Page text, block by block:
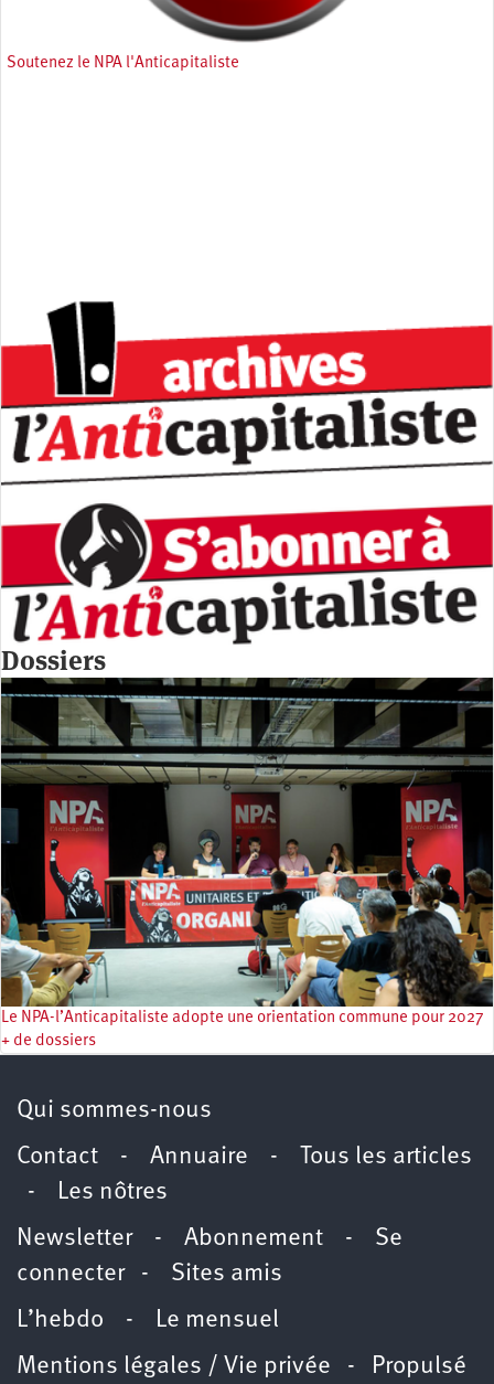
Soutenez le NPA l'Anticapitaliste
Dossiers
Le NPA-l’Anticapitaliste adopte une orientation commune pour 2027
+ de dossiers
Qui sommes-nous
Contact - Annuaire - Tous les articles
-
Les nôtres
Newsletter- Abonnement - Se
connecter- Sites amis
L’hebdo -
Le mensuel
Mentions légales / Vie privée - Propulsé